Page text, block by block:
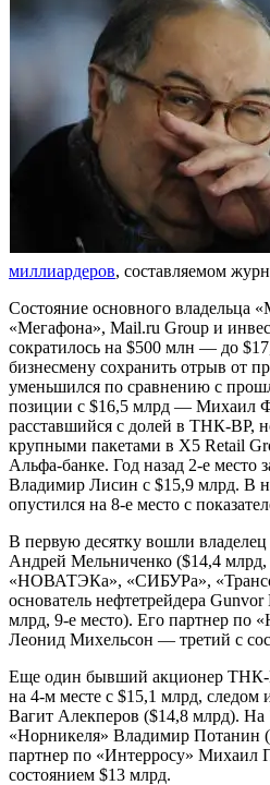
миллиардеров, составляемом
Состояние основного владельца
«Мегафона», Mail.ru Group и
сократилось на $500 млн — до
бизнесмену сохранить отрыв от
уменьшился по сравнению с
позиции с $16,5 млрд — Михаил
расставшийся с долей в ТНК-BP,
крупными пакетами в X5 Retail
Альфа-банке. Год назад 2-е
Владимир Лисин с $15,9 млрд. В
опустился на 8-е место с
В первую десятку вошли
Андрей Мельниченко ($14,4 млрд,
«НОВАТЭКа», «СИБУРа»,
основатель нефтетрейдера
млрд, 9-е место). Его партнер
Леонид Михельсон — третий с
Еще один бывший акционер
на 4-м месте с $15,1 млрд,
Вагит Алекперов ($14,8 млрд). На
«Норникеля» Владимир Потанин
партнер по «Интерросу» Михаил
состоянием $13 млрд.